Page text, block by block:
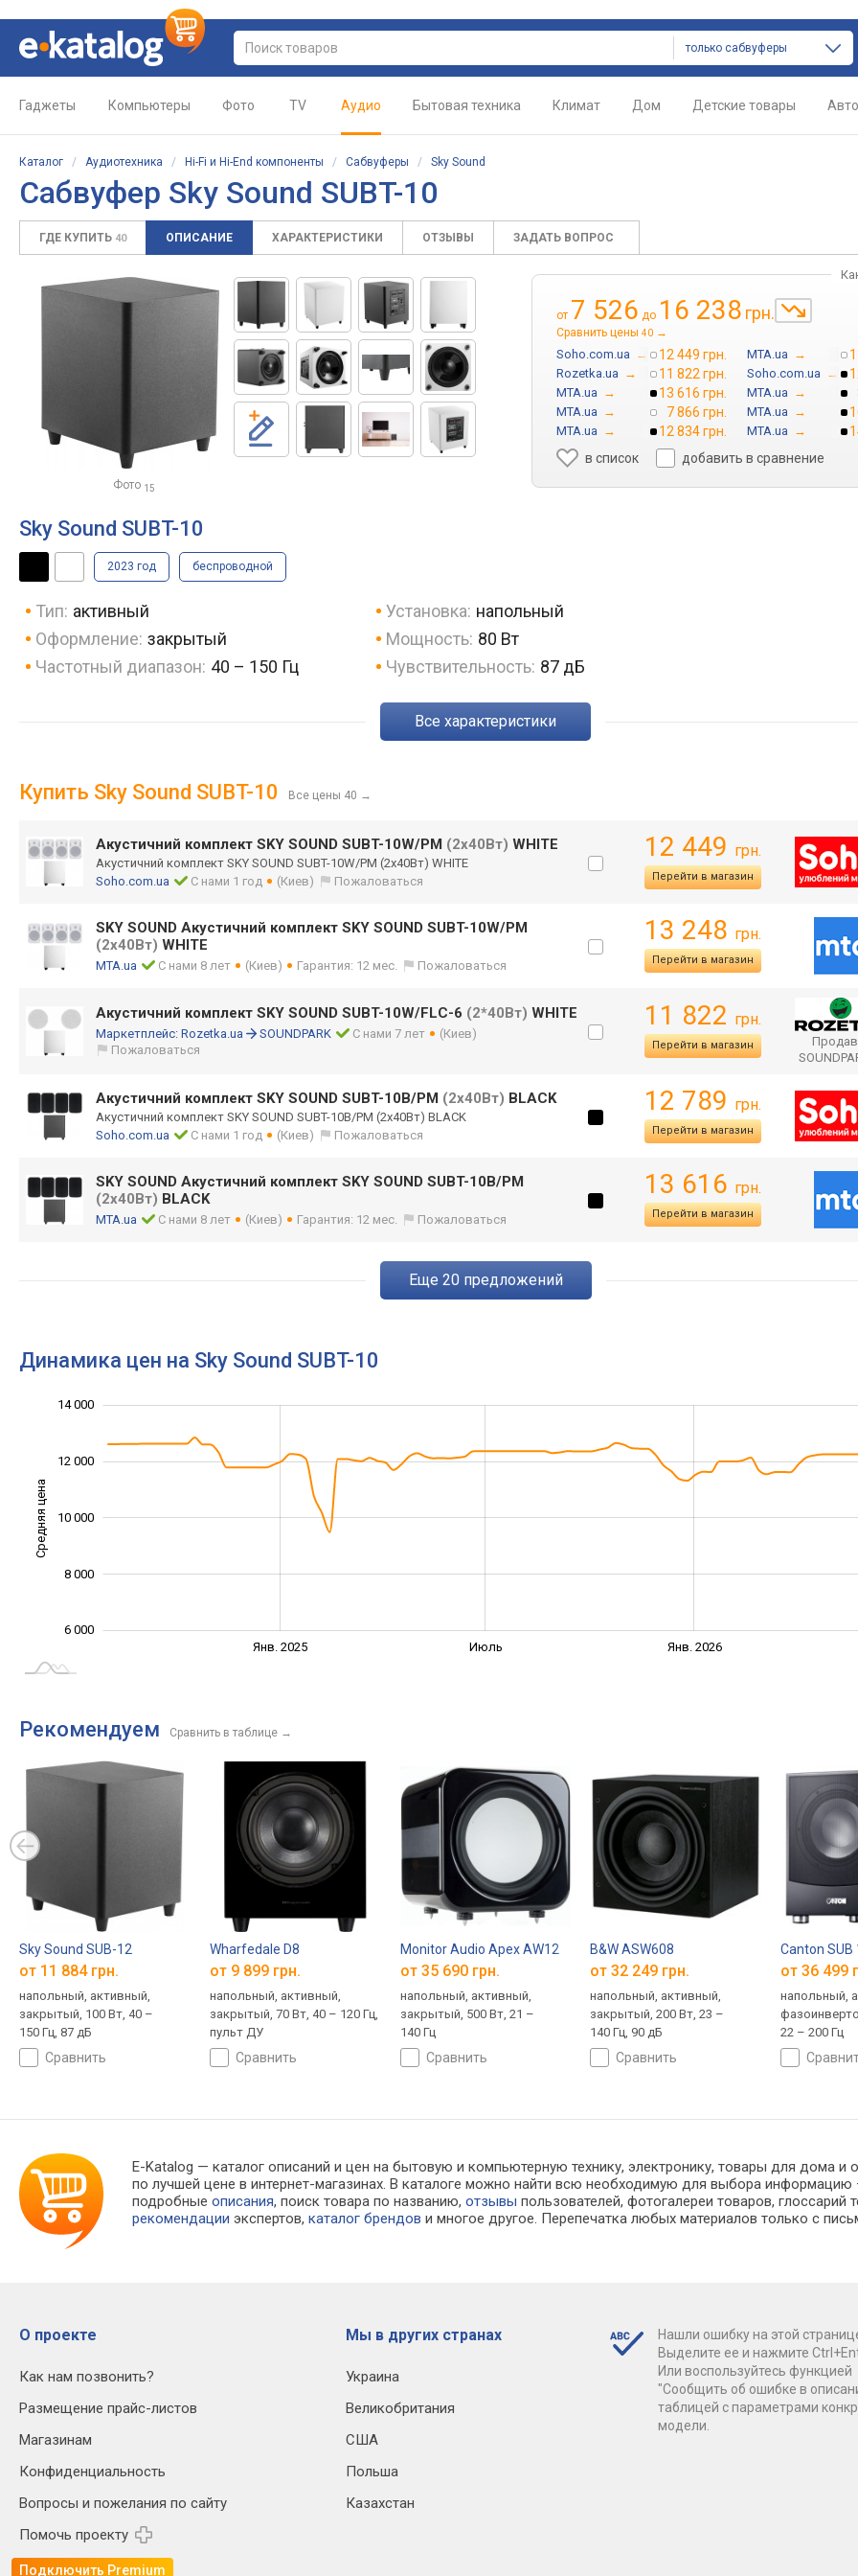
только сабвуферы
Гаджеты Компьютеры Фото TV Аудио Бытовая техника Климат Дом Детские товары Авто
Каталог / Аудиотехника / Hi-Fi и Hi-End компоненты / Сабвуферы / Sky Sound
Сабвуфер Sky Sound SUBT-10
ГДЕ КУПИТЬ 40 ОПИСАНИЕ ХАРАКТЕРИСТИКИ ОТЗЫВЫ ЗАДАТЬ ВОПРОС
Фото 15
от 7 526 до 16 238 грн.
Сравнить цены 40 →
Soho.com.ua → 12 449 грн. MTA.ua →
Rozetka.ua → 11 822 грн. Soho.com.ua →
MTA.ua → 13 616 грн. MTA.ua →
MTA.ua → 7 866 грн. MTA.ua →
MTA.ua → 12 834 грн. MTA.ua →
в список
добавить в сравнение
Sky Sound SUBT-10
2023 год беспроводной
Тип: активный Установка: напольный
Оформление: закрытый Мощность: 80 Вт
Частотный диапазон: 40 – 150 Гц Чувствительность: 87 дБ
Все характеристики
Купить Sky Sound SUBT-10 Все цены 40 →
Акустичний комплект SKY SOUND SUBT-10W/PM (2х40Вт) WHITE
Акустичний комплект SKY SOUND SUBT-10W/PM (2х40Вт) WHITE
Soho.com.ua
С нами 1 год (Киев) Пожаловаться
12 449 грн.
Перейти в магазин
SKY SOUND Акустичний комплект SKY SOUND SUBT-10W/PM
(2х40Вт) WHITE
MTA.ua С нами 8 лет (Киев) Гарантия: 12 мес. Пожаловаться
13 248 грн.
Перейти в магазин
Акустичний комплект SKY SOUND SUBT-10W/FLC-6 (2*40Вт) WHITE
Маркетплейс: Rozetka.ua SOUNDPARK С нами 7 лет
(Киев)
Пожаловаться
11 822 грн.
Перейти в магазин
Акустичний комплект SKY SOUND SUBT-10B/PM (2x40Вт) BLACK
Акустичний комплект SKY SOUND SUBT-10B/PM (2x40Вт) BLACK
Soho.com.ua
С нами 1 год (Киев) Пожаловаться
12 789 грн.
Перейти в магазин
SKY SOUND Акустичний комплект SKY SOUND SUBT-10B/PM
(2x40Вт) BLACK
MTA.ua С нами 8 лет (Киев) Гарантия: 12 мес. Пожаловаться
13 616 грн.
Перейти в магазин
eще 20предложений
Динамика цен на Sky Sound SUBT-10
Средняя цена 10 000
6 000
8 000
10 000
12 000
14 000
Янв. 2025 Июль Янв. 2026
Рекомендуем Сравнить в таблице →
Sky Sound SUB-12
от 11 884 грн.
напольный, активный,
закрытый, 100 Вт, 40 –
150 Гц, 87 дБ
сравнить
Wharfedale D8
от 9 899 грн.
напольный, активный,
закрытый, 70 Вт, 40 – 120 Гц,
пульт ДУ
сравнить
Monitor Audio Apex AW12
от 35 690 грн.
напольный, активный,
закрытый, 500 Вт, 21 –
140 Гц
сравнить
B&W ASW608
от 32 249 грн.
напольный, активный,
закрытый, 200 Вт, 23 –
140 Гц, 90 дБ
сравнить
Canton SUB
от 36 499
напольный,
22 – 200 Гц
E-Katalog — каталог описаний и цен на бытовую и компьютерную технику, электронику, товары для дома
по лучшей цене в интернет-магазинах. В каталоге можно найти всю необходимую для выбора
подробныеописания, поиск товара по названию,отзывы пользователей, фотогалереи товаров,
рекомендации экспертов,каталог брендов и многое другое. Перепечатка любых материалов только с
О проекте
Как нам позвонить?
Размещение прайс-листов
Магазинам
Конфиденциальность
Вопросы и пожелания по сайту
Помочь проекту
Подключить Premium
Мы в других странах
Украина
Великобритания
США
Польша
Казахстан
Нашли ошибку на этой
Выделите ее и нажмите
Или воспользуйтесь функцией
"Сообщить об ошибке в
таблицей с параметрами
модели.